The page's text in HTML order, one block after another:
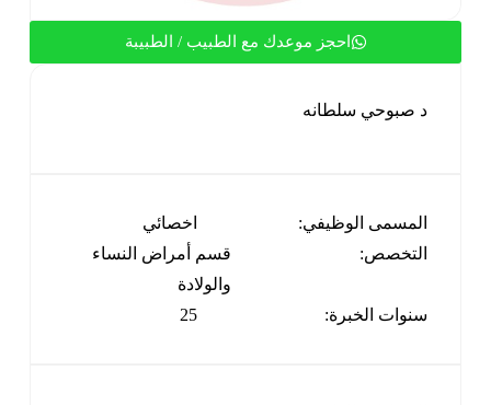
احجز موعدك مع الطبيب / الطبيبة
د صبوحي سلطانه
المسمى الوظيفي:
اخصائي
التخصص:
قسم أمراض النساء
والولادة
سنوات الخبرة:
25